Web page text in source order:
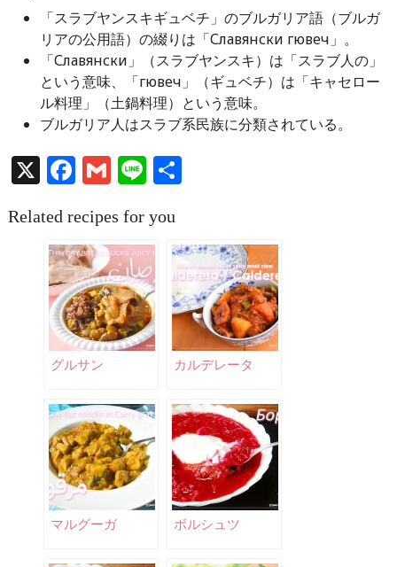
「スラブヤンスキギュベチ」のブルガリア語（ブルガ
リアの公用語）の綴りは「Славянски гювеч」。
「Славянски」（スラブヤンスキ）は「スラブ人の」
という意味、「гювеч」（ギュベチ）は「キャセロー
ル料理」（土鍋料理）という意味。
ブルガリア人はスラブ系民族に分類されている。
X Facebook
Gmail
Line共
Related recipes for you
グルサン カルデレータ
マルグーガ ボルシュツ